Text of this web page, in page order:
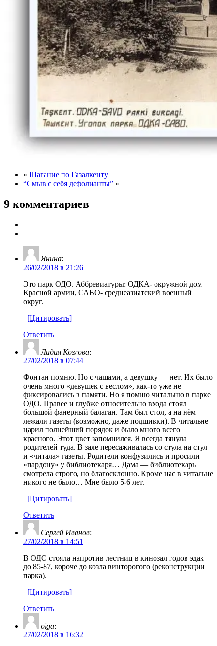
« Шагание по Газалкенту
“Смыв с себя дефолианты” »
9 комментариев
Янина:
26/02/2018 в 21:26
Это парк ОДО. Аббревиатуры: ОДКА- окружной дом
Красной армии, САВО- среднеазиатский военный
округ.
[Цитировать]
Ответить
Лидия Козлова:
27/02/2018 в 07:44
Фонтан помню. Но с чашами, а девушку — нет. Их было
очень много «девушек с веслом», как-то уже не
фиксировались в памяти. Но я помню читальню в парке
ОДО. Правее и глубже относительно входа стоял
большой фанерный балаган. Там был стол, а на нём
лежали газеты (возможно, даже подшивки). В читальне
царил полнейший порядок и было много всего
красного. Этот цвет запомнился. Я всегда тянула
родителей туда. В зале пересаживалась со стула на стул
и «читала» газеты. Родители конфузились и просили
«пардону» у библиотекаря… Дама — библиотекарь
смотрела строго, но благосклонно. Кроме нас в читальне
никого не было… Мне было 5-6 лет.
[Цитировать]
Ответить
Сергей Иванов:
27/02/2018 в 14:51
В ОДО стояла напротив лестниц в кинозал годов эдак
до 85-87, короче до козла винторогого (реконструкции
парка).
[Цитировать]
Ответить
olga:
27/02/2018 в 16:32